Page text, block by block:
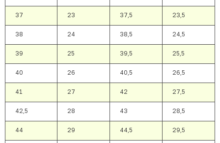
37 23 37,5 23,5
38 24 38,5 24,5
39 25 39,5 25,5
40 26 40,5 26,5
41 27 42 27,5
42,5 28 43 28,5
44 29 44,5 29,5